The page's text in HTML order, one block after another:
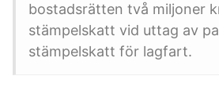
bostadsrätten två miljoner
stämpelskatt vid uttag av
stämpelskatt för lagfart.